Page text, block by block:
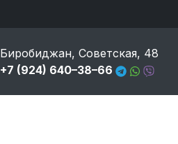
Биробиджан, Советская, 48
+7 (924) 640–38–66